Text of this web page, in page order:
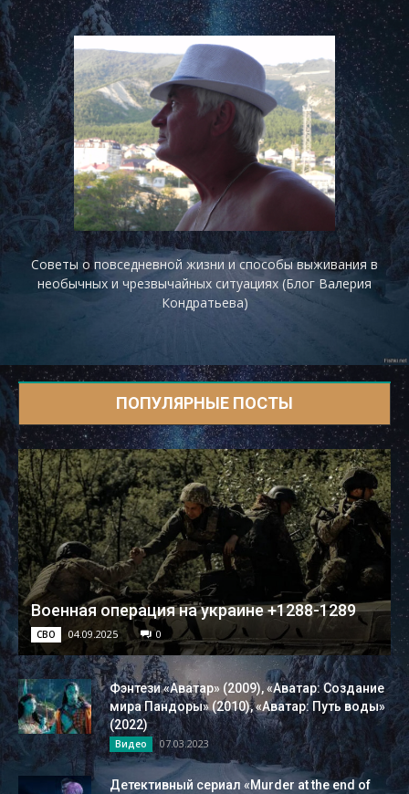
Советы о повседневной жизни и способы выживания в
необычных и чрезвычайных ситуациях (Блог Валерия
Кондратьева)
ПОПУЛЯРНЫЕ ПОСТЫ
Военная операция на украине +1288-1289
СВО 04.09.2025 0
Фэнтези «Аватар» (2009), «Аватар: Создание
мира Пандоры» (2010), «Аватар: Путь воды»
(2022)
Видео 07.03.2023
Детективный сериал «Murder at the end of